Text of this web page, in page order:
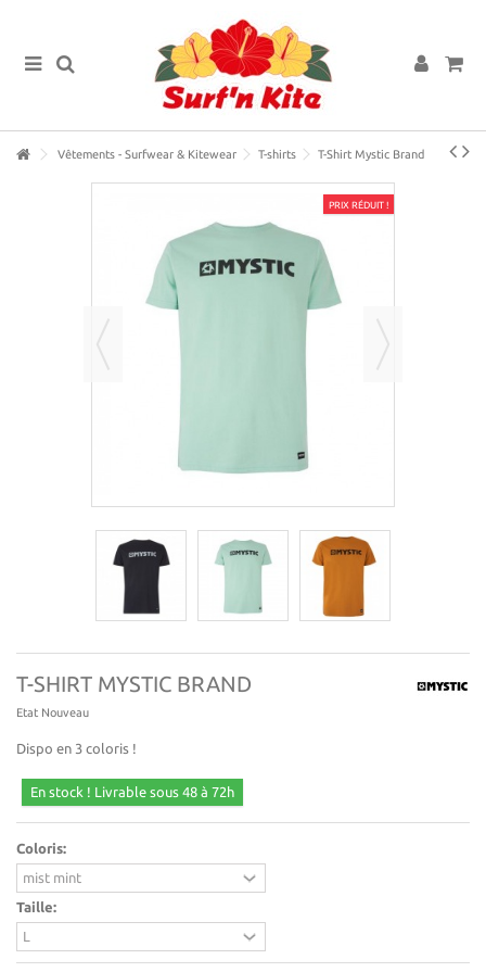
Vêtements - Surfwear & Kitewear T-shirts T-Shirt Mystic Brand
PRIX RÉDUIT !
T-SHIRT MYSTIC BRAND
Etat Nouveau
Dispo en 3 coloris !
En stock ! Livrable sous 48 à 72h
Coloris:
Taille: